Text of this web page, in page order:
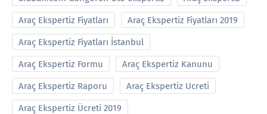
Araç Ekspertiz Fiyatları Araç Ekspertiz Fiyatları 2019
Araç Ekspertiz Fiyatları İstanbul
Araç Ekspertiz Formu Araç Ekspertiz Kanunu
Araç Ekspertiz Raporu Araç Ekspertiz Ucreti
Araç Ekspertiz Ücreti 2019